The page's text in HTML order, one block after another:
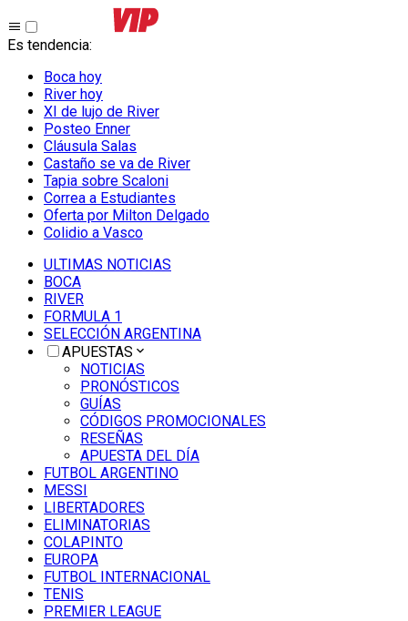
Es tendencia:
Boca hoy
River hoy
XI de lujo de River
Posteo Enner
Cláusula Salas
Castaño se va de River
Tapia sobre Scaloni
Correa a Estudiantes
Oferta por Milton Delgado
Colidio a Vasco
ULTIMAS NOTICIAS
BOCA
RIVER
FORMULA 1
SELECCIÓN ARGENTINA
APUESTAS
NOTICIAS
PRONÓSTICOS
GUÍAS
CÓDIGOS PROMOCIONALES
RESEÑAS
APUESTA DEL DÍA
FUTBOL ARGENTINO
MESSI
LIBERTADORES
ELIMINATORIAS
COLAPINTO
EUROPA
FUTBOL INTERNACIONAL
TENIS
PREMIER LEAGUE